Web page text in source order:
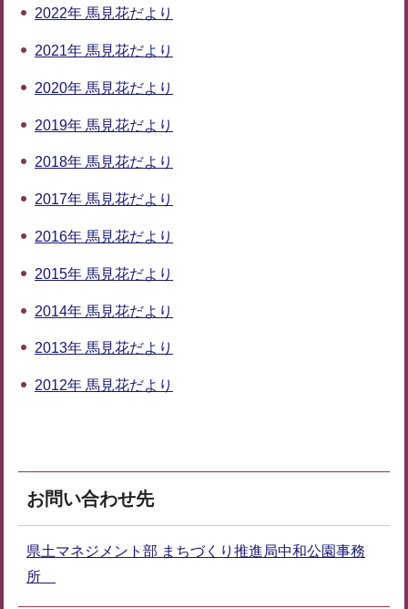
2022年 馬見花だより
2021年 馬見花だより
2020年 馬見花だより
2019年 馬見花だより
2018年 馬見花だより
2017年 馬見花だより
2016年 馬見花だより
2015年 馬見花だより
2014年 馬見花だより
2013年 馬見花だより
2012年 馬見花だより
お問い合わせ先
県土マネジメント部 まちづくり推進局中和公園事務
所